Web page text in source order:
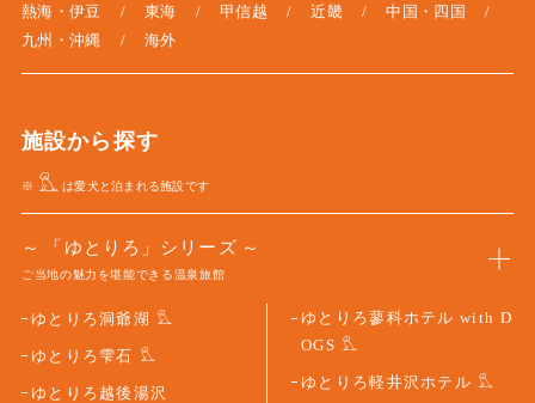
熱海・伊豆
東海 甲信越 近畿
中国・四国
九州・沖縄
海外
施設から探す
※ は愛犬と泊まれる施設です
「ゆとりろ」シリーズ
ご当地の魅力を堪能できる温泉旅館
ゆとりろ洞爺湖
ゆとりろ雫石
ゆとりろ越後湯沢
ゆとりろ蓼科ホテル with D
OGS
ゆとりろ軽井沢ホテル